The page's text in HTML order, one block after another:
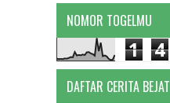
NOMOR TOGELMU
1 4
DAFTAR CERITA BEJAT